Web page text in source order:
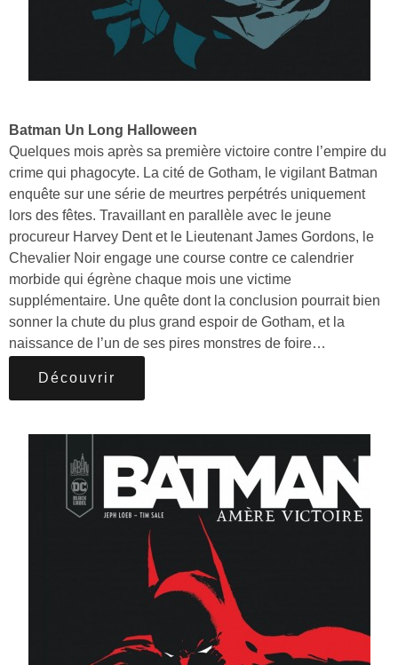
Batman Un Long Halloween
Quelques mois après sa première victoire contre l’empire du
crime qui phagocyte. La cité de Gotham, le vigilant Batman
enquête sur une série de meurtres perpétrés uniquement
lors des fêtes. Travaillant en parallèle avec le jeune
procureur Harvey Dent et le Lieutenant James Gordons, le
Chevalier Noir engage une course contre ce calendrier
morbide qui égrène chaque mois une victime
supplémentaire. Une quête dont la conclusion pourrait bien
sonner la chute du plus grand espoir de Gotham, et la
naissance de l’un de ses pires monstres de foire…
Découvrir